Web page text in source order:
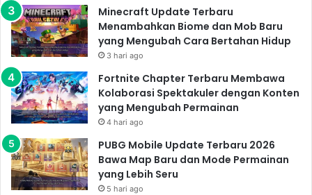
jumlahnya, dan memberikan pukulan telak kepada
kekuatan Axis. Kemampuan Black Panther dalam
pertarungan jarak dekat dan penggunaan teknologi
Wakanda melengkapi kekuatan dan ketahanan
Captain America.
Dampak Kolaborasi:
Harapan di Tengah Perang
Kolaborasi antara Captain America dan Black Panther
mengirimkan pesan kuat kepada dunia: bahwa
perbedaan budaya dan latar belakang tidak
Minecraft Update Terbaru
Menambahkan Biome dan Mob Baru
yang Mengubah Cara Bertahan Hidup
3 hari ago
Fortnite Chapter Terbaru Membawa
Kolaborasi Spektakuler dengan Konten
yang Mengubah Permainan
4 hari ago
PUBG Mobile Update Terbaru 2026
Bawa Map Baru dan Mode Permainan
yang Lebih Seru
5 hari ago